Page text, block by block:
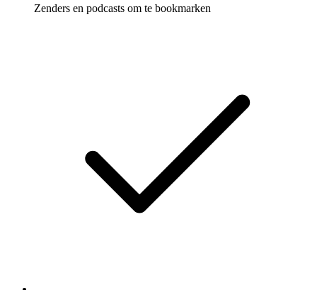
Zenders en podcasts om te bookmarken